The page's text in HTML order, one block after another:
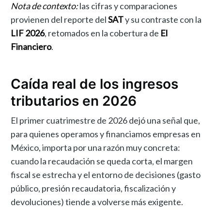
Nota de contexto:las cifras y comparaciones
provienen del reporte delSATy su contraste con la
LIF 2026, retomados en la cobertura de El
Financiero.
Caída real de los ingresos
tributarios en 2026
El primer cuatrimestre de 2026 dejó una señal que,
para quienes operamos y financiamos empresas en
México, importa por una razón muy concreta:
cuando la recaudación se queda corta, el margen
fiscal se estrecha y el entorno de decisiones (gasto
público, presión recaudatoria, fiscalización y
devoluciones) tiende a volverse más exigente.